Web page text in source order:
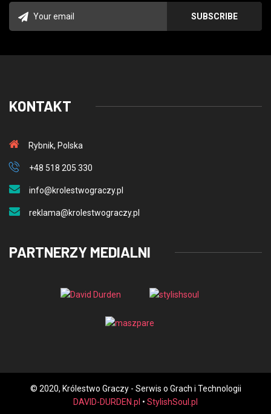
KONTAKT
Rybnik, Polska
+48 518 205 330
info@krolestwograczy.pl
reklama@krolestwograczy.pl
PARTNERZY MEDIALNI
© 2020, Królestwo Graczy - Serwis o Grach i Technologii
DAVID-DURDEN.pl • StylishSoul.pl